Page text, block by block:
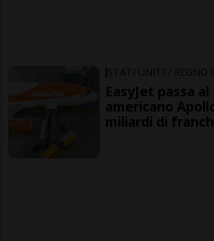
STATI UNITI / REGNO
EasyJet passa
americano
miliardi di